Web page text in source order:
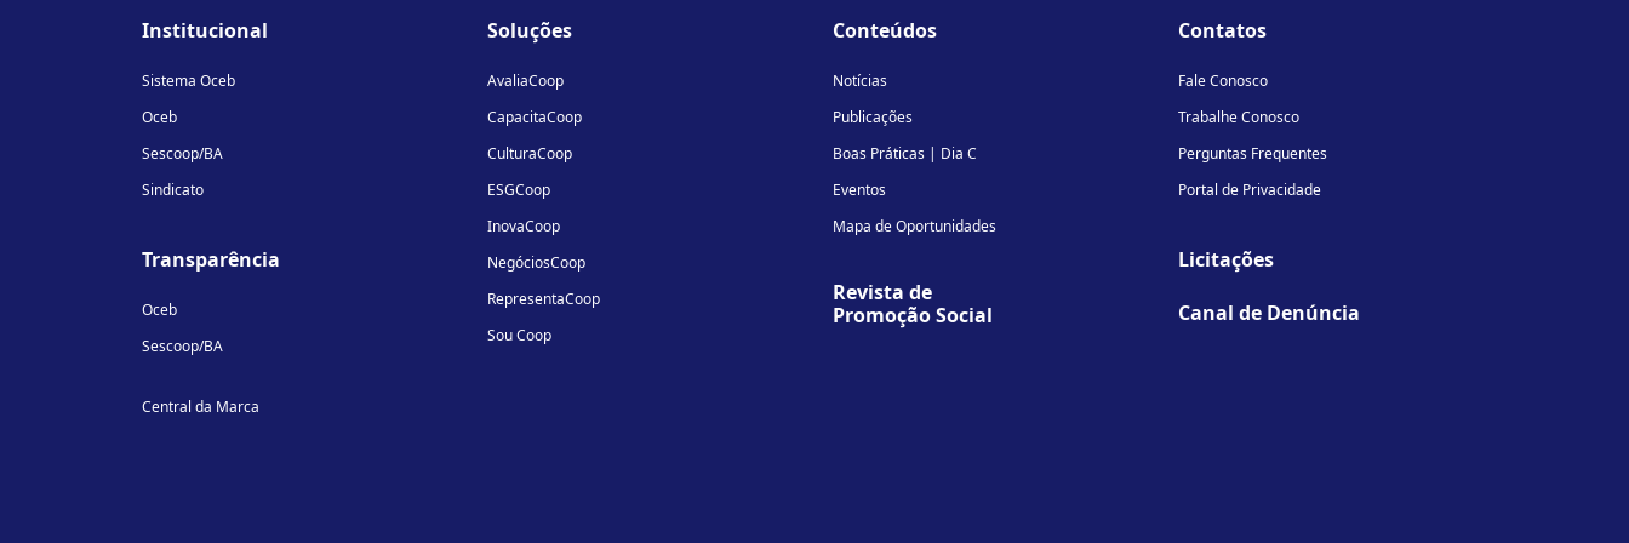
Institucional
Sistema Oceb
Oceb
Sescoop/BA
Sindicato
Transparência
Oceb
Sescoop/BA
Central da Marca
Soluções
AvaliaCoop
CapacitaCoop
CulturaCoop
ESGCoop
InovaCoop
NegóciosCoop
RepresentaCoop
Sou Coop
Conteúdos
Notícias
Publicações
Boas Práticas | Dia C
Eventos
Mapa de Oportunidades
Revista de
Promoção Social
Contatos
Fale Conosco
Trabalhe Conosco
Perguntas Frequentes
Portal de Privacidade
Licitações
Canal de Denúncia